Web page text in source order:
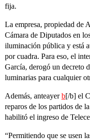
fija.
La empresa, propiedad de
Cámara de Diputados en
iluminación pública y está
por cuadra. Para eso, el
García, derogó un decreto
luminarias para cualquier
Además, anteayerb[/b] el
reparos de los partidos de
habilitó el ingreso de
“Permitiendo que se usen